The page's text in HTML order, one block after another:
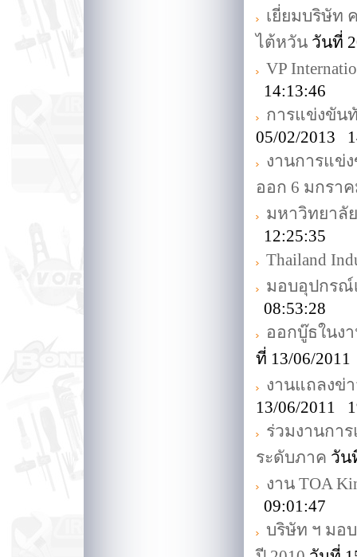
เยี่ยมบริษัท
ไต้หวัน วันที่
VP
14:13:46
การแข่งขัน
05/02/2013
งานการแข่
ออก 6 มกราค
มหาวิทยาลั
12:25:35
Thailand
มอบอุปกรณ์
08:53:28
ออกบู๊ธในง
ที่ 13/06/
งานแถลงข่า
13/06/2011
ร่วมงานกา
ระดับภาค วัน
งาน TOA
09:01:47
บริษัท ฯ มอ